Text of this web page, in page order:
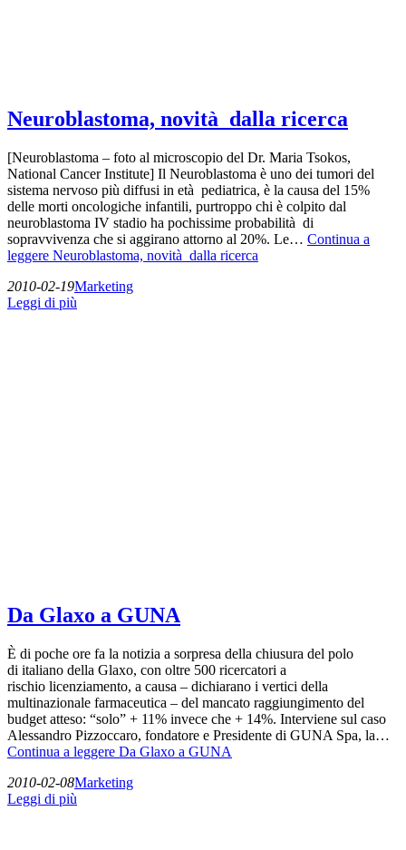
Neuroblastoma, novità dalla ricerca
[Neuroblastoma – foto al microscopio del Dr. Maria Tsokos,
National Cancer Institute] Il Neuroblastoma è uno dei tumori del
sistema nervoso più diffusi in età pediatrica, è la causa del 15%
delle morti oncologiche infantili, purtroppo chi è colpito dal
neuroblastoma IV stadio ha pochissime probabilità di
sopravvivenza che si aggirano attorno al 20%. Le… Continua a
leggere Neuroblastoma, novità dalla ricerca
2010-02-19Marketing
Leggi di più
Da Glaxo a GUNA
È di poche ore fa la notizia a sorpresa della chiusura del polo
di italiano della Glaxo, con oltre 500 ricercatori a
rischio licenziamento, a causa – dichiarano i vertici della
multinazionale farmaceutica – del mancato raggiungimento del
budget atteso: “solo” + 11% invece che + 14%. Interviene sul caso
Alessandro Pizzoccaro, fondatore e Presidente di GUNA Spa, la…
Continua a leggere Da Glaxo a GUNA
2010-02-08Marketing
Leggi di più